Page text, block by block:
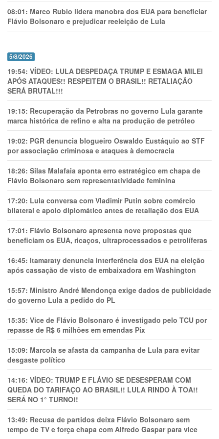
08:01: Marco Rubio lidera manobra dos EUA para beneficiar
Flávio Bolsonaro e prejudicar reeleição de Lula
5/8/2026
19:54: VÍDEO: LULA DESPEDAÇA TRUMP E ESMAGA MILEI
APÓS ATAQUES!! RESPEITEM O BRASIL!! RETALIAÇÃO
SERÁ BRUTAL!!!
19:15: Recuperação da Petrobras no governo Lula garante
marca histórica de refino e alta na produção de petróleo
19:02: PGR denuncia blogueiro Oswaldo Eustáquio ao STF
por associação criminosa e ataques à democracia
18:26: Silas Malafaia aponta erro estratégico em chapa de
Flávio Bolsonaro sem representatividade feminina
17:20: Lula conversa com Vladimir Putin sobre comércio
bilateral e apoio diplomático antes de retaliação dos EUA
17:01: Flávio Bolsonaro apresenta nove propostas que
beneficiam os EUA, ricaços, ultraprocessados e petrolíferas
16:45: Itamaraty denuncia interferência dos EUA na eleição
após cassação de visto de embaixadora em Washington
15:57: Ministro André Mendonça exige dados de publicidade
do governo Lula a pedido do PL
15:35: Vice de Flávio Bolsonaro é investigado pelo TCU por
repasse de R$ 6 milhões em emendas Pix
15:09: Marcola se afasta da campanha de Lula para evitar
desgaste político
14:16: VÍDEO: TRUMP E FLÁVIO SE DESESPERAM COM
QUEDA DO TARIFAÇO AO BRASIL!! LULA RINDO À TOA!!
SERÁ NO 1° TURNO!!
13:49: Recusa de partidos deixa Flávio Bolsonaro sem
tempo de TV e força chapa com Alfredo Gaspar para vice